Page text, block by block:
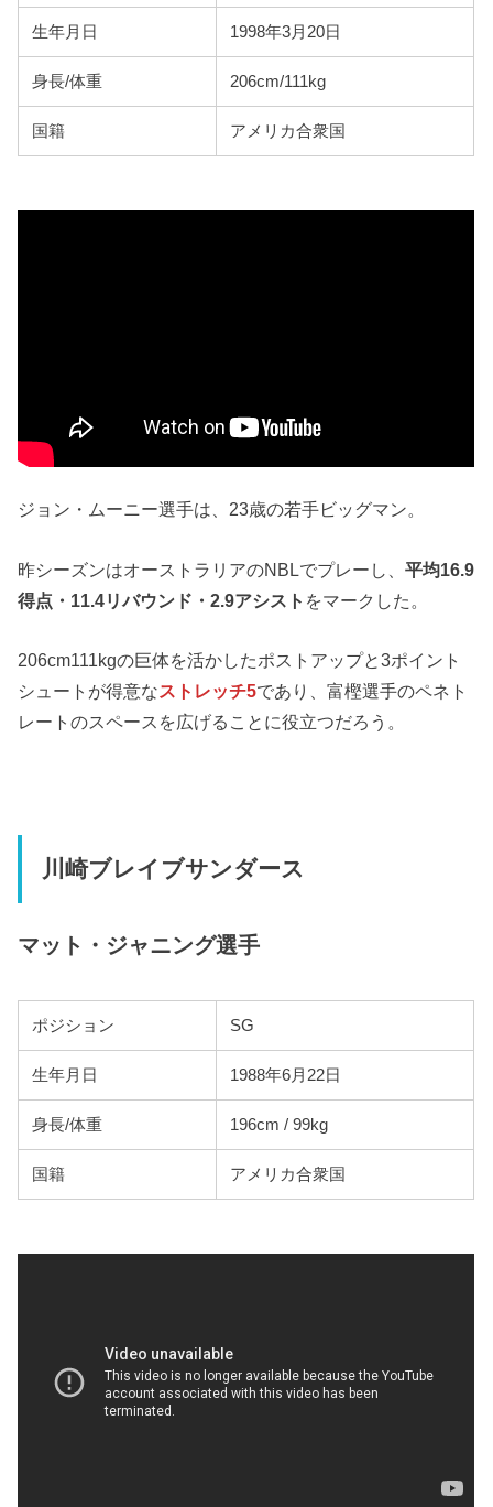
生年月日 1998年3月20日
身長/体重 206cm/111kg
国籍 アメリカ合衆国
ジョン・ムーニー選手は、23歳の若手ビッグマン。
昨シーズンはオーストラリアのNBLでプレーし、平均16.9
得点・11.4リバウンド・2.9アシスト をマークした。
206cm111kgの巨体を活かしたポストアップと3ポイント
シュートが得意なストレッチ5であり、富樫選手のペネト
レートのスペースを広げることに役立つだろう。
川崎ブレイブサンダース
マット・ジャニング選手
ポジション SG
生年月日 1988年6月22日
身長/体重 196cm / 99kg
国籍 アメリカ合衆国